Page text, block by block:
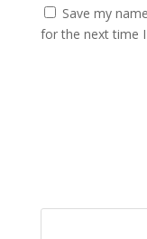
Save my
for the next time